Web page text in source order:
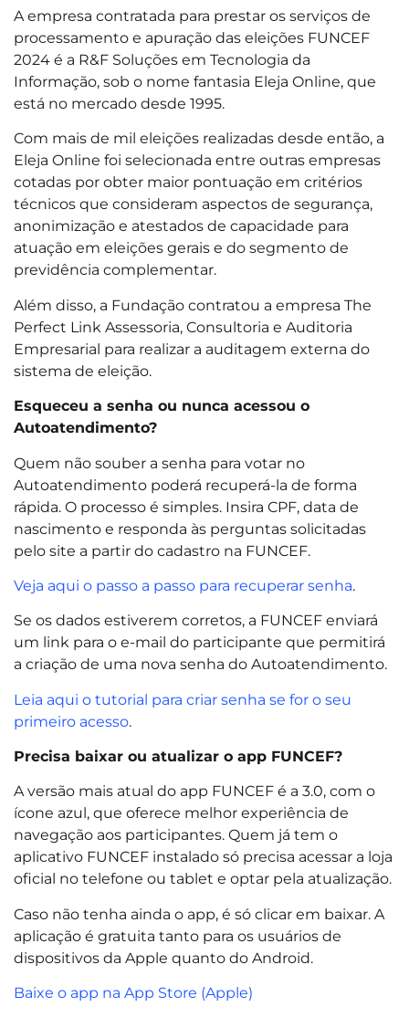
A empresa contratada para prestar os serviços de
processamento e apuração das eleições FUNCEF
2024 é a R&F Soluções em Tecnologia da
Informação, sob o nome fantasia Eleja Online, que
está no mercado desde 1995.
Com mais de mil eleições realizadas desde então, a
Eleja Online foi selecionada entre outras empresas
cotadas por obter maior pontuação em critérios
técnicos que consideram aspectos de segurança,
anonimização e atestados de capacidade para
atuação em eleições gerais e do segmento de
previdência complementar.
Além disso, a Fundação contratou a empresa The
Perfect Link Assessoria, Consultoria e Auditoria
Empresarial para realizar a auditagem externa do
sistema de eleição.
Esqueceu a senha ou nunca acessou o
Autoatendimento?
Quem não souber a senha para votar no
Autoatendimento poderá recuperá-la de forma
rápida. O processo é simples. Insira CPF, data de
nascimento e responda às perguntas solicitadas
pelo site a partir do cadastro na FUNCEF.
Veja aqui o passo a passo para recuperar senha.
Se os dados estiverem corretos, a FUNCEF enviará
um link para o e-mail do participante que permitirá
a criação de uma nova senha do Autoatendimento.
Leia aqui o tutorial para criar senha se for o seu
primeiro acesso.
Precisa baixar ou atualizar o app FUNCEF?
A versão mais atual do app FUNCEF é a 3.0, com o
ícone azul, que oferece melhor experiência de
navegação aos participantes. Quem já tem o
aplicativo FUNCEF instalado só precisa acessar a loja
oficial no telefone ou tablet e optar pela atualização.
Caso não tenha ainda o app, é só clicar em baixar. A
aplicação é gratuita tanto para os usuários de
dispositivos da Apple quanto do Android.
Baixe o app na App Store (Apple)